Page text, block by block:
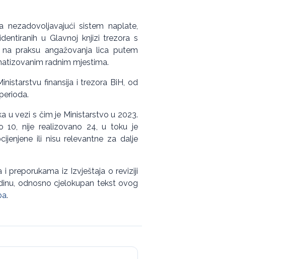
sistem naplate,
u Glavnoj knjizi trezora s
praksu angažovanja lica putem
radnim mjestima.
finansija i trezora BiH, od
u vezi s čim je Ministarstvo u 2023.
10, nije realizovano 24, u toku je
ili nisu relevantne za dalje
preporukama iz Izvještaja o reviziji
odnosno cjelokupan tekst ovog
.